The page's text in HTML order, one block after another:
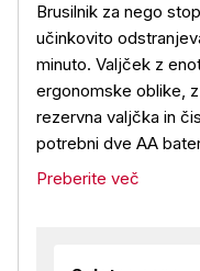
Brusilnik za nego
učinkovito
minuto. Valjček z
ergonomske oblike,
rezervna valjčka in
potrebni dve AA
Preberite več